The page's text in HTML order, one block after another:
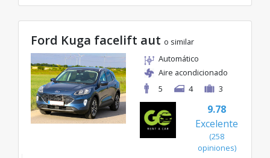
Ford Kuga facelift aut o similar
Automático
Aire acondicionado
5
4 3
9.78
Excelente
(258
opiniones)